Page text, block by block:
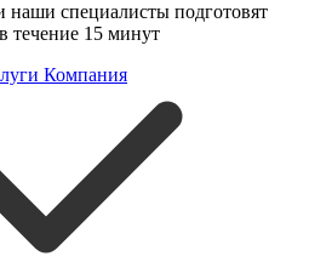
специалисты подготовят
течение 15 минут
Компания